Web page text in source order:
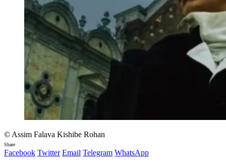
© Assim Falava Kishibe Rohan
Share
Facebook Twitter Email Telegram WhatsApp